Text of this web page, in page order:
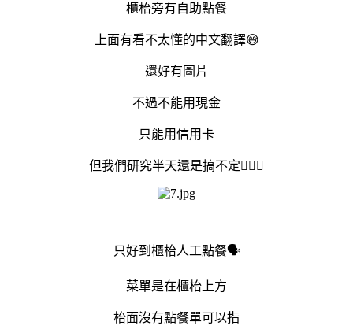
櫃枱旁有自助點餐
上面有看不太懂的中文翻譯😅
還好有圖片
不過不能用現金
只能用信用卡
但我們研究半天還是搞不定🤷🏻‍♀️
只好到櫃枱人工點餐🗣
菜單是在櫃枱上方
枱面沒有點餐單可以指